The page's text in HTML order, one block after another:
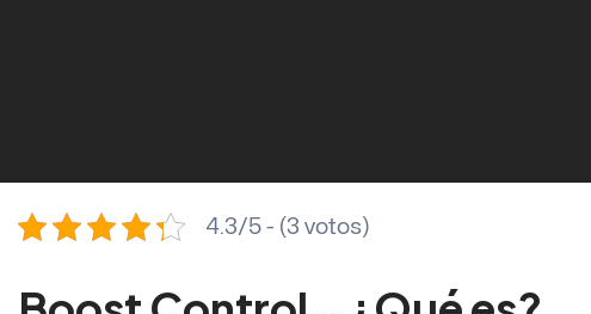
4.3/5 - (3 votos)